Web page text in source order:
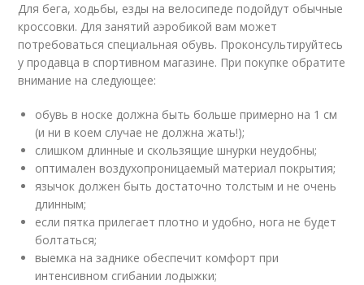
Для бега, ходьбы, езды на велосипеде подойдут обычные
кроссовки. Для занятий аэробикой вам может
потребоваться специальная обувь. Проконсультируйтесь
у продавца в спортивном магазине. При покупке обратите
внимание на следующее:
обувь в носке должна быть больше примерно на 1 см
(и ни в коем случае не должна жать!);
слишком длинные и скользящие шнурки неудобны;
оптимален воздухопроницаемый материал покрытия;
язычок должен быть достаточно толстым и не очень
длинным;
если пятка прилегает плотно и удобно, нога не будет
болтаться;
выемка на заднике обеспечит комфорт при
интенсивном сгибании лодыжки;